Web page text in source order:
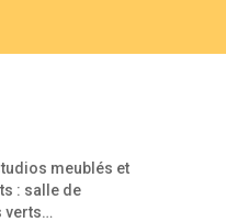
meublés et
: salle de
verts…